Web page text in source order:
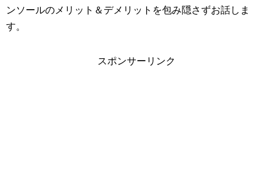
ンソールのメリット＆デメリットを包み隠さずお話しま
す。
スポンサーリンク